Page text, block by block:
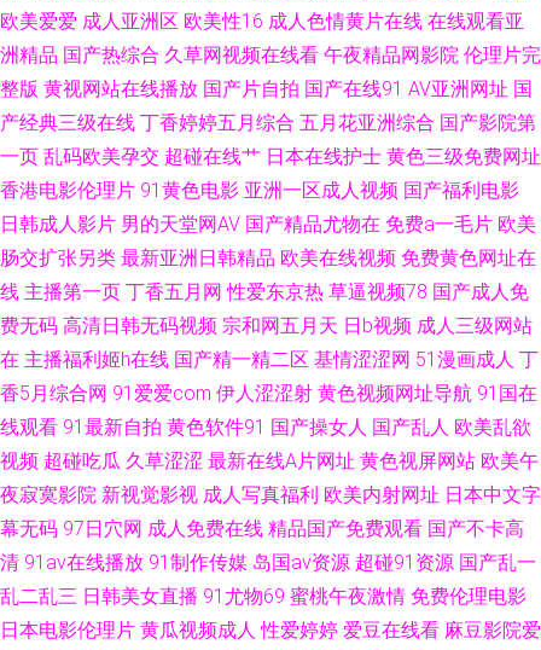
嗨 亚洲午夜久久 久草国内 91巨炮永久 久久福利一二区 91九色蝌蚪中文 久
久艹伊人 91花探 九九综合 91成人处女 国内操B视频 51自拍视频网 国产久
艹精品 91网站在线看 91黄色看片 91色美白乳 国产婷婷视频91页 91视频精
久久嫩草精品 亚洲国产黄 加勒比亚洲无码第一页 91免费性爱网 黑丝网站 国
精自拍小草莓 欧美150p 亚洲首页福利一区二区 黄色性情网站 亚州综合幕 偷
拍欧美爱爱西区视频 99福利影视导航 成人精品av 日本a啊v在下观看 91爆艹
丝袜人妻无码网址 欧美人兽网站 国产在线9199 91超碰综合 密挑伊人AV 91
操妹子 人妖乱轮谢精 超碰91处 在线91网止 九久综艺香蕉 91国产乱子伦
欧美爱爱 成人亚洲区 欧美性16 成人色情黄片在线 在线观看亚
洲精品 国产热综合 久草网视频在线看 午夜精品网影院 伦理片完
整版 黄视网站在线播放 国产片自拍 国产在线91 AV亚洲网址 国
产经典三级在线 丁香婷婷五月综合 五月花亚洲综合 国产影院第
一页 乱码欧美孕交 超碰在线艹 日本在线护士 黄色三级免费网址
香港电影伦理片 91黄色电影 亚洲一区成人视频 国产福利电影
日韩成人影片 男的天堂网AV 国产精品尤物在 免费a一毛片 欧美
肠交扩张另类 最新亚洲日韩精品 欧美在线视频 免费黄色网址在
线 主播第一页 丁香五月网 性爱东京热 草逼视频78 国产成人免
费无码 高清日韩无码视频 宗和网五月天 日b视频 成人三级网站
在 主播福利姬h在线 国产精一精二区 基情涩涩网 51漫画成人 丁
香5月综合网 91爱爱com 伊人涩涩射 黄色视频网址导航 91国在
线观看 91最新自拍 黄色软件91 国产操女人 国产乱人 欧美乱欲
视频 超碰吃瓜 久草涩涩 最新在线A片网址 黄色视屏网站 欧美午
夜寂寞影院 新视觉影视 成人写真福利 欧美内射网址 日本中文字
幕无码 97日穴网 成人免费在线 精品国产免费观看 国产不卡高
清 91av在线播放 91制作传媒 岛国av资源 超碰91资源 国产乱一
乱二乱三 日韩美女直播 91尤物69 蜜桃午夜激情 免费伦理电影
日本电影伦理片 黄瓜视频成人 性爱婷婷 爱豆在线看 麻豆影院爱